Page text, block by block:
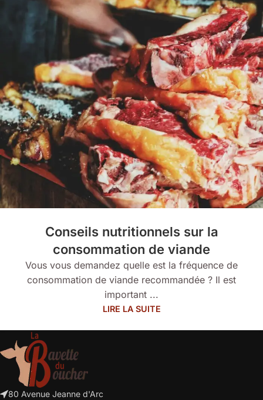
Conseils nutritionnels sur la
consommation de viande
Vous vous demandez quelle est la fréquence de
consommation de viande recommandée ? Il est
important ...
LIRE LA SUITE
80 Avenue Jeanne d'Arc